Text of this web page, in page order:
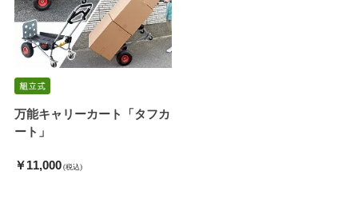
万能キャリーカート「タフカ
ート」
￥11,000 (税込)